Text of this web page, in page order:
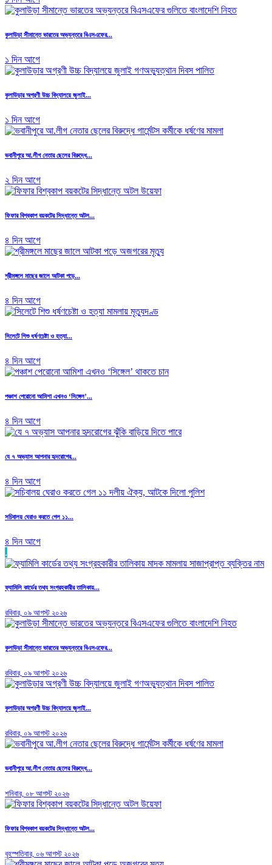
কুলাউড়া সীমান্তে ভারতের অভ্যন্তরে বিএসএফের...
১ দিন আগে
কুলাউড়ার অগ্রণী উচ্চ বিদ্যালয়ে জুলাই...
১ দিন আগে
ভবানীপুরে আ.লীগ নেতার ছেলের বিরুদ্ধে...
২ দিন আগে
ফিফার বিশ্বকাপ বয়কটের সিদ্ধান্তে অটল...
৪ দিন আগে
শ্রীমঙ্গলে মাছের জালে আটকা পড়ে...
৪ দিন আগে
সিলেটে শিশু ধর্ষণচেষ্টা ও হত্যা...
৪ দিন আগে
পঞ্চাশ পেরোনো আমিশা এখনও ‘সিঙ্গেল’...
৪ দিন আগে
যে ৭ অভ্যাস আপনার হৃদরোগের...
৪ দিন আগে
সচিবালয় ঘেরাও করতে গেল ১১...
৪ দিন আগে
.
ফ্যামিলি কার্ডের তথ্য সংগ্রহকারীর তালিকায়...
রবিবার, ০৯ আগস্ট ২০২৬
কুলাউড়া সীমান্তে ভারতের অভ্যন্তরে বিএসএফের...
রবিবার, ০৯ আগস্ট ২০২৬
কুলাউড়ার অগ্রণী উচ্চ বিদ্যালয়ে জুলাই...
রবিবার, ০৯ আগস্ট ২০২৬
ভবানীপুরে আ.লীগ নেতার ছেলের বিরুদ্ধে...
শনিবার, ০৮ আগস্ট ২০২৬
ফিফার বিশ্বকাপ বয়কটের সিদ্ধান্তে অটল...
বৃহস্পতিবার, ০৬ আগস্ট ২০২৬